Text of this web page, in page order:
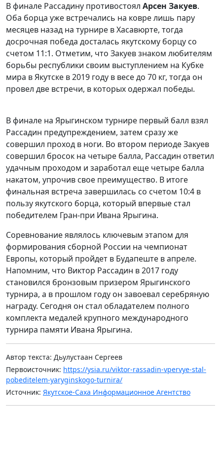
В финале Рассадину противостоял Арсен Закуев.
Оба борца уже встречались на ковре лишь пару
месяцев назад на турнире в Хасавюрте, тогда
досрочная победа досталась якутскому борцу со
счетом 11:1. Отметим, что Закуев знаком любителям
борьбы республики своим выступлением на Кубке
мира в Якутске в 2019 году в весе до 70 кг, тогда он
провел две встречи, в которых одержал победы.
В финале на Ярыгинском турнире первый балл взял
Рассадин предупреждением, затем сразу же
совершил проход в ноги. Во втором периоде Закуев
совершил бросок на четыре балла, Рассадин ответил
удачным проходом и заработал еще четыре балла
накатом, упрочив свое преимущество. В итоге
финальная встреча завершилась со счетом 10:4 в
пользу якутского борца, который впервые стал
победителем Гран-при Ивана Ярыгина.
Соревнование являлось ключевым этапом для
формирования сборной России на чемпионат
Европы, который пройдет в Будапеште в апреле.
Напомним, что Виктор Рассадин в 2017 году
становился бронзовым призером Ярыгинского
турнира, а в прошлом году он завоевал серебряную
награду. Сегодня он стал обладателем полного
комплекта медалей крупного международного
турнира памяти Ивана Ярыгина.
Автор текста: Дьулустаан Сергеев
Первоисточник: https://ysia.ru/viktor-rassadin-vpervye-stal-
pobeditelem-yaryginskogo-turnira/
Источник: Якутское-Саха Информационное Агентство